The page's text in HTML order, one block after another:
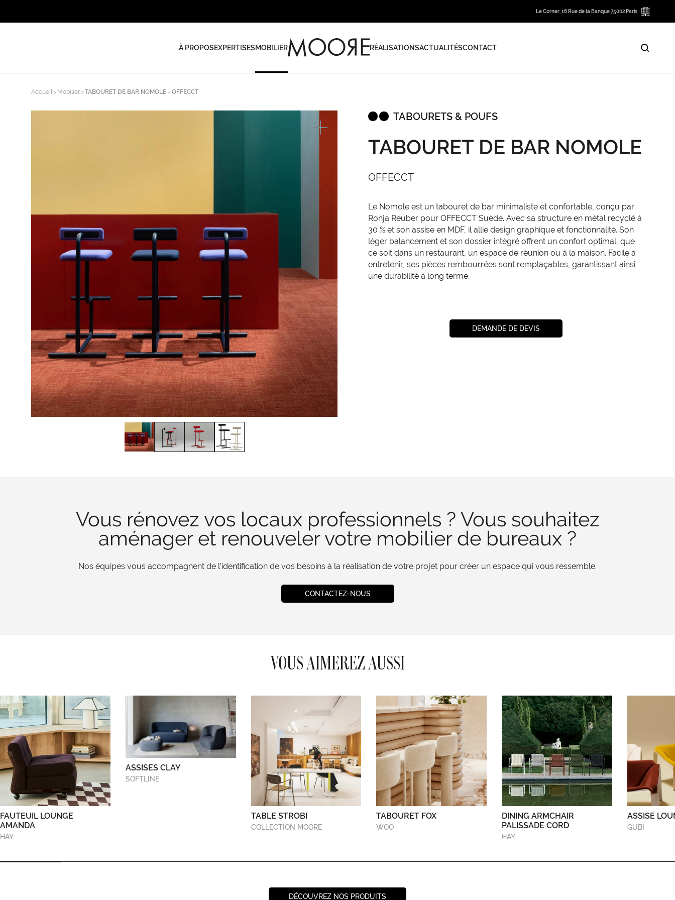
Le Corner, 16 Rue de la Banque 75002 Paris
À PROPOSEXPERTISESMOBILIER RÉALISATIONSACTUALITÉSCONTACT
Accueil Mobilier TABOURET DE BAR NOMOLE - OFFECCT
TABOURETS & POUFS
TABOURET DE BAR NOMOLE
OFFECCT
Le Nomole est un tabouret de bar minimaliste et confortable, conçu par
Ronja Reuber pour OFFECCT Suède. Avec sa structure en métal recyclé à
30 % et son assise en MDF, il allie design graphique et fonctionnalité. Son
léger balancement et son dossier intégré offrent un confort optimal, que
ce soit dans un restaurant, un espace de réunion ou à la maison. Facile à
entretenir, ses pièces rembourrées sont remplaçables, garantissant ainsi
une durabilité à long terme.
DEMANDE DE DEVIS
Vous rénovez vos locaux professionnels ? Vous souhaitez
aménager et renouveler votre mobilier de bureaux ?
Nos équipes vous accompagnent de l’identification de vos besoins à la réalisation de votre projet pour créer un espace qui vous ressemble.
CONTACTEZ-NOUS
VOUS AIMEREZ AUSSI
FAUTEUIL LOUNGE
AMANDA
HAY
ASSISES CLAY
SOFTLINE
TABLE STROBI
COLLECTION MOORE
TABOURET FOX
WOO
DINING ARMCHAIR
PALISSADE CORD
HAY
ASSISE
GUBI
DÉCOUVREZ NOS PRODUITS